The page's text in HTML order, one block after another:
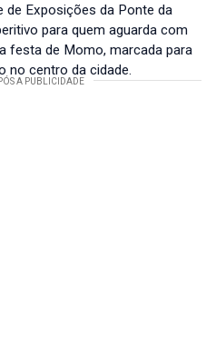
de Exposições da Ponte da
para quem aguarda com
festa de Momo, marcada para
no centro da cidade.